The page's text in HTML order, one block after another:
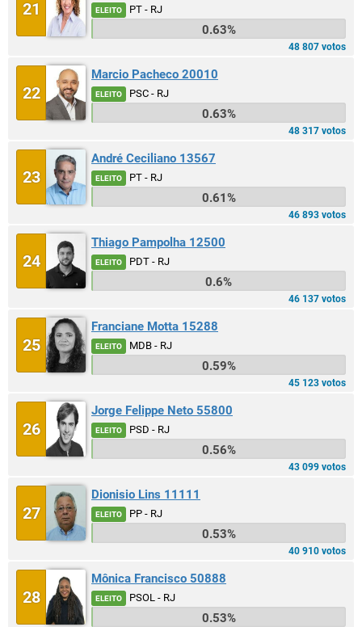
21 ELEITO PT - RJ
0.63%
48 807 votos
22
Marcio Pacheco 20010
ELEITO PSC - RJ
0.63%
48 317 votos
23
André Ceciliano 13567
ELEITO PT - RJ
0.61%
46 893 votos
24
Thiago Pampolha 12500
ELEITO PDT - RJ
0.6%
46 137 votos
25
Franciane Motta 15288
ELEITO MDB - RJ
0.59%
45 123 votos
26
Jorge Felippe Neto 55800
ELEITO PSD - RJ
0.56%
43 099 votos
27
Dionisio Lins 11111
ELEITO PP - RJ
0.53%
40 910 votos
28
Mônica Francisco 50888
ELEITO PSOL - RJ
0.53%